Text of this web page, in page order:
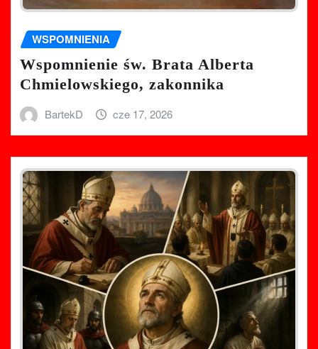
WSPOMNIENIA
Wspomnienie św. Brata Alberta
Chmielowskiego, zakonnika
BartekD cze 17, 2026